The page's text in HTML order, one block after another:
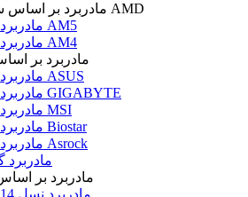
مادربرد بر اساس سوکت AMD
مادربرد AM5
مادربرد AM4
مادربرد بر
مادربرد ASUS
مادربرد GIGABYTE
مادربرد MSI
مادربرد Biostar
مادربرد Asrock
مادربرد
مادربرد بر
مادربرد نسل 14